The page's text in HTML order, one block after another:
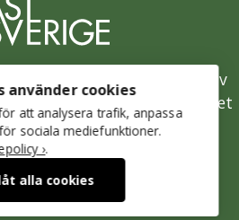
samlade initiativ
och drivs av Turistrådet
Västsverige
använder cookies
att analysera trafik, anpassa
sociala mediefunktioner.
›.
alla cookies